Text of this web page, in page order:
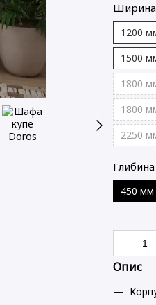
Ширина
1200
1500
1800
1800
2250
Глибина
450 мм
Опис